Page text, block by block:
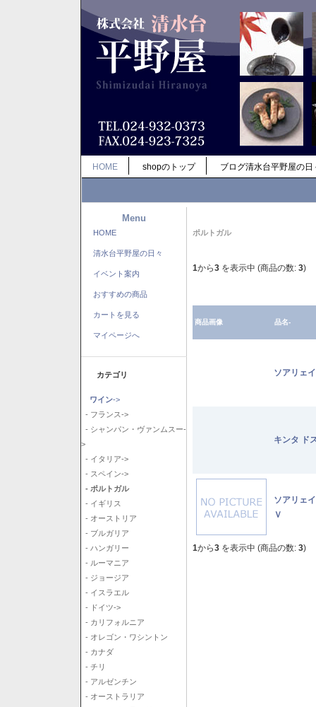
HOME shopのトップ ブログ清水台平野屋の日
Menu
HOME
清水台平野屋の日々
イベント案内
おすすめの商品
カートを見る
マイページへ
カテゴリ
ワイン->
- フランス->
- シャンパン・ヴァンムスー-
>
- イタリア->
- スペイン->
- ポルトガル
- イギリス
- オーストリア
- ブルガリア
- ハンガリー
- ルーマニア
- ジョージア
- イスラエル
- ドイツ->
- カリフォルニア
- オレゴン・ワシントン
- カナダ
- チリ
- アルゼンチン
- オーストラリア
ポルトガル
1から3 を表示中 (商品の数: 3)
商品画像 品名-
ソアリェ
キンタ ド
ソアリェ
Ｖ
1から3 を表示中 (商品の数: 3)